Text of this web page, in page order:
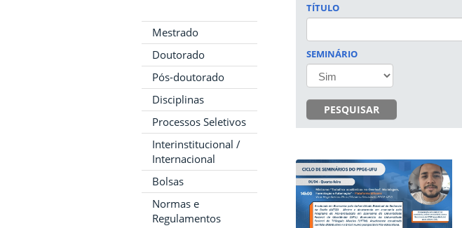
Mestrado
Doutorado
Pós-doutorado
Disciplinas
Processos Seletivos
Interinstitucional /
Internacional
Bolsas
Normas e
Regulamentos
TÍTULO
SEMINÁRIO
PESQUISAR